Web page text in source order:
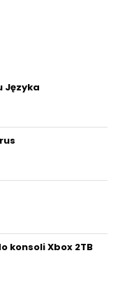
Języka
konsoli Xbox 2TB